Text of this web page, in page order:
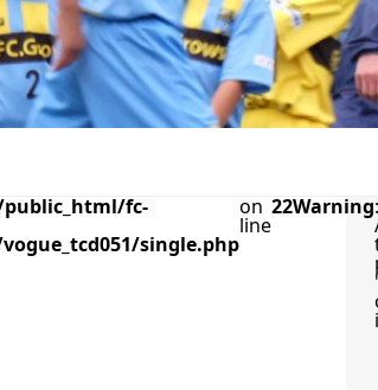
public_html/fc-
single.php
on
line
22Warning: